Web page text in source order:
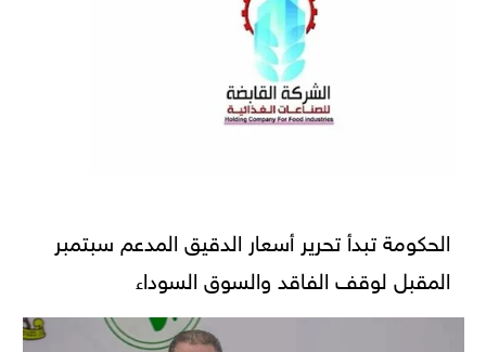
الحكومة تبدأ تحرير أسعار الدقيق المدعم سبتمبر
المقبل لوقف الفاقد والسوق السوداء